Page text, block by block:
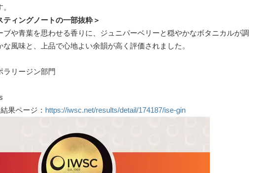
ティングノートの一部抜粋＞
ブや青葉を思わせる香りに、ジュニパーベリーと穏やかなボタニカルが調
風味と、上品で心地よい余韻が高く評価されました。
ラリージン部門
果ページ： https://iwsc.net/results/detail/174187/ise-gin